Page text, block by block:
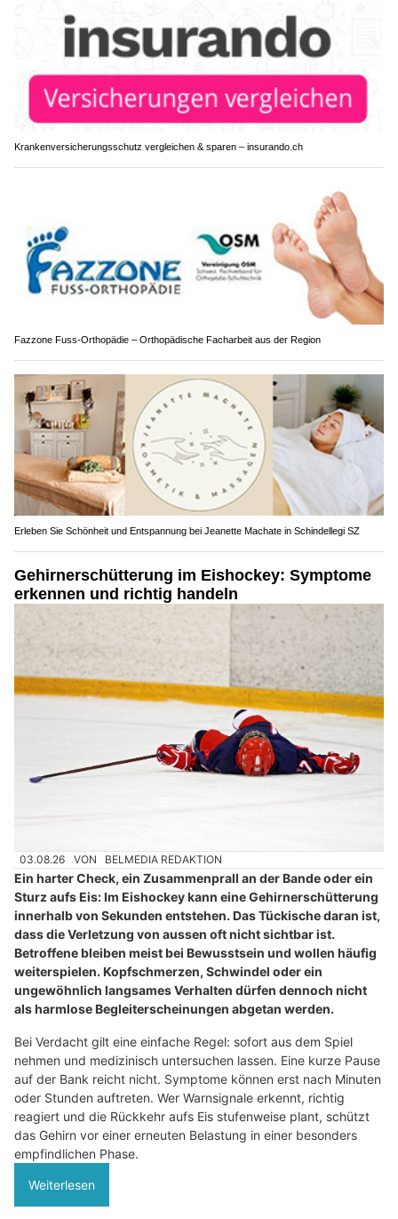
Krankenversicherungsschutz vergleichen & sparen – insurando.ch
Fazzone Fuss-Orthopädie – Orthopädische Facharbeit aus der Region
Erleben Sie Schönheit und Entspannung bei Jeanette Machate in Schindellegi SZ
Gehirnerschütterung im Eishockey: Symptome
erkennen und richtig handeln
03.08.26 VON BELMEDIA REDAKTION
Ein harter Check, ein Zusammenprall an der Bande oder ein
Sturz aufs Eis: Im Eishockey kann eine Gehirnerschütterung
innerhalb von Sekunden entstehen. Das Tückische daran ist,
dass die Verletzung von aussen oft nicht sichtbar ist.
Betroffene bleiben meist bei Bewusstsein und wollen häufig
weiterspielen. Kopfschmerzen, Schwindel oder ein
ungewöhnlich langsames Verhalten dürfen dennoch nicht
als harmlose Begleiterscheinungen abgetan werden.
Bei Verdacht gilt eine einfache Regel: sofort aus dem Spiel
nehmen und medizinisch untersuchen lassen. Eine kurze Pause
auf der Bank reicht nicht. Symptome können erst nach Minuten
oder Stunden auftreten. Wer Warnsignale erkennt, richtig
reagiert und die Rückkehr aufs Eis stufenweise plant, schützt
das Gehirn vor einer erneuten Belastung in einer besonders
empfindlichen Phase.
Weiterlesen